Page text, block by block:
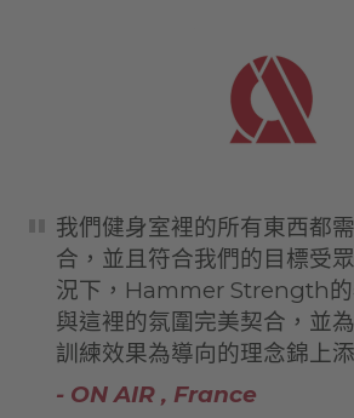
我們健身室裡的所有東西都
合，並且符合我們的目標受
況下，Hammer Strength的
與這裡的氛圍完美契合，並
訓練效果為導向的理念錦上添
- ON AIR , France